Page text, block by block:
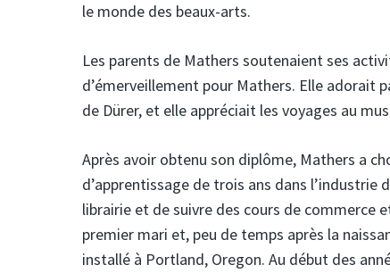
le monde des beaux-arts.
Les parents de Mathers soutenaient ses
d’émerveillement pour Mathers. Elle adorait
de Dürer, et elle appréciait les voyages au
Après avoir obtenu son diplôme, Mathers a
d’apprentissage de trois ans dans
librairie et de suivre des cours de commerce
premier mari et, peu de temps après la
installé à Portland, Oregon. Au début des